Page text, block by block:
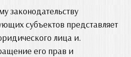
законодательству
субъектов представляет
лица и.
его прав и